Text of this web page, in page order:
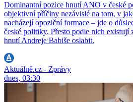
Dominantní pozice hnutí ANO v české
objektivní příčiny nezávislé na tom, v
nacházejí opoziční formace – jde o
české politiky. Přesto podle nich existují
hnutí Andreje Babiše oslabit.
Aktuálně.cz - Zprávy
dnes, 03:30